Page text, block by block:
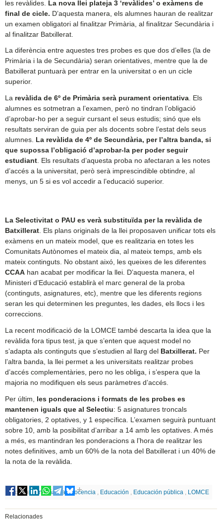
les revàlides. La nova llei plateja 3 ‘revàlides’ o exàmens de
final de cicle. D’aquesta manera, els alumnes hauran de realitzar
un examen obligatori al finalitzar Primària, al finalitzar Secundària i
al finalitzar Batxillerat.
La diferència entre aquestes tres probes es que dos d’elles (la de
Primària i la de Secundària) seran orientatives, mentre que la de
Batxillerat puntuarà per entrar en la universitat o en un cicle
superior.
La revàlida de 6º de Primària serà purament orientativa. Els
alumnes es sotmetran a l’examen, però no tindran l’obligació
d’aprobar-ho per a seguir cursant el seus estudis; sinó que els
resultats serviran de guia per als docents sobre l’estat dels seus
alumnes. La revàlida de 4º de Secundària, per l’altra banda, si
que supossa l’obligació d’aprobar-la per poder seguir
estudiant. Els resultats d’aquesta proba no afectaran a les notes
d’accés a la universitat, però serà imprescindible obtindre, al
menys, un 5 si es vol accedir a l’educació superior.
La Selectivitat o PAU es verà substituïda per la revàlida de
Batxillerat . Els plans originals de la llei proposaven unificar tots els
exàmens en un mateix model, que es realitzaria en totes les
Comunitats Autònomes el mateix dia, al mateix temps, amb els
mateix continguts. No obstant aixó, les queixes de les diferentes
CCAA han acabat per modificar la llei. D’aquesta manera, el
Ministeri d’Educació establirà el marc general de la proba
(continguts, asignatures, etc), mentre que les diferents regions
seran les qui determinen les preguntes, les dades, els llocs i les
correccions.
La recent modificació de la LOMCE també descarta la idea que la
revàlida fora tipus test, ja que s’enten que aquest model no
s’adapta als continguts que s’estudien al llarg del Batxillerat. Per
l’altra banda, la llei permet a les universitats realitzar probes
d’accés complementàries, pero no les obliga, i s’espera que la
majoria no modifiquen els seus paràmetres d’accés.
Per últim,
les ponderacions i formats de les probes es
mantenen iguals que al Selectiu: 5 asignatures troncals
obligatories, 2 optatives, y 1 específica. L’examen seguirà puntuant
sobre 10, amb la posibilitat d’arribar a 14 amb les optatives. A més
a més, es mantindran les ponderacions a l’hora de realitzar les
notes definitives, amb un 60% de la nota del Batxillerat i un 40% de
la nota de la revàlida.
Etiquetes Enseñanza ,Docencia , Educación , Educación pública , LOMCE
Relacionades